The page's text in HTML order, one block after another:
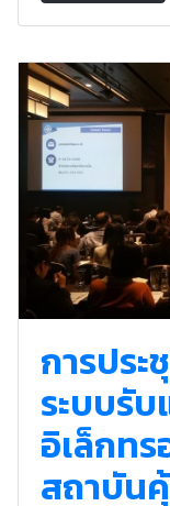
การประ
ระบบรั
อิเล็กท
สถาบัน